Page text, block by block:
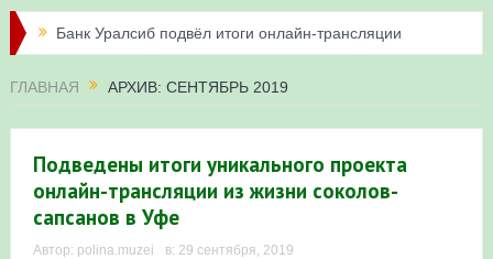
Банк Уралсиб подвёл итоги онлайн-трансляции
Республике Башкортостан
Три птенца сапсанов Уралсиба получили имена и
кольца
ГЛАВНАЯ АРХИВ: СЕНТЯБРЬ 2019
Подведены итоги уникального проекта
онлайн-трансляции из жизни соколов-
сапсанов в Уфе
Автор: polina.muzei в: 29 сентября, 2019